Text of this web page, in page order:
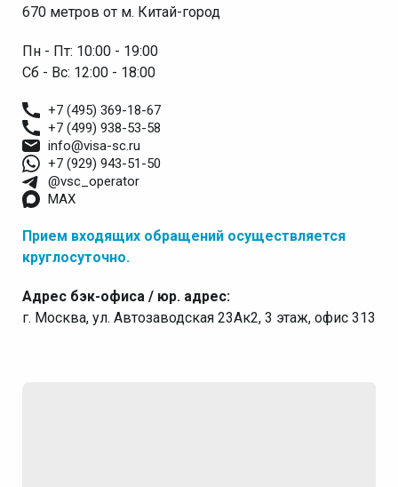
670 метров от м. Китай-город
Пн - Пт: 10:00 - 19:00
Сб - Вс: 12:00 - 18:00
+7 (495) 369-18-67
+7 (499) 938-53-58
info@visa-sc.ru
+7 (929) 943-51-50
@vsc_operator
MAX
Прием входящих обращений осуществляется
круглосуточно.
Адрес бэк-офиса / юр. адрес:
г. Москва, ул. Автозаводская 23Ак2, 3 этаж, офис 313